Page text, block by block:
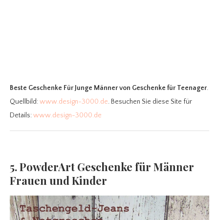
Beste Geschenke Für Junge Männervon Geschenke für Teenager.
Quellbild:www.design-3000.de. Besuchen Sie diese Site für
Details:www.design-3000.de
5. PowderArt Geschenke für Männer
Frauen und Kinder